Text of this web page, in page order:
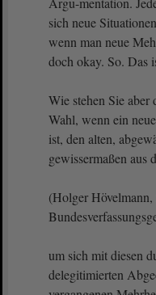
sich neue
wenn man neue
doch okay. So. Das
Wie stehen Sie aber
Wahl, wenn ein
ist, den alten,
gewissermaßen aus
(Holger
um sich mit diesen
delegitimierten